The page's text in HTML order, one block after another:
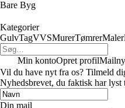
Bare Byg
Kategorier
GulvTagVVSMurerTømrerMaler
Min kontoOpret profil
Vil du have nyt fra os? Tilmeld
Nyhedsbrevet, du faktisk har lyst
Din mail